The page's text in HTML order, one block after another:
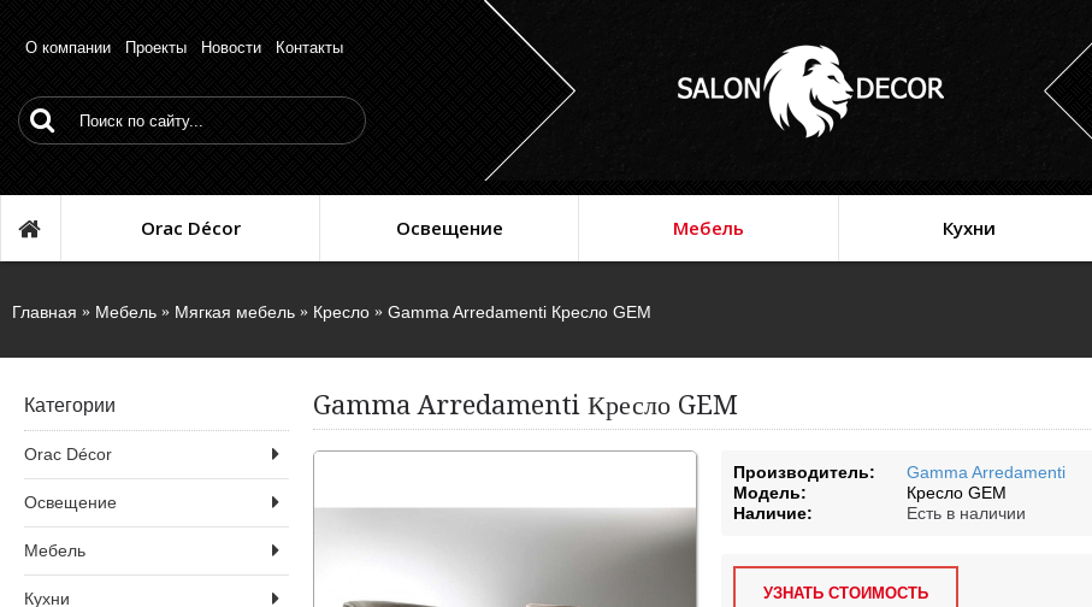
О компании Проекты Новости Контакты
Orac Décor Освещение Мебель Кухни
Главная Мебель Мягкая мебель Кресло Gamma Arredamenti Кресло GEM
Категории
Orac Décor
Освещение
Мебель
Кухни
Gamma Arredamenti Кресло GEM
Производитель:
Gamma Arredamenti
Модель:
Кресло GEM
Наличие:
Есть в наличии
УЗНАТЬ СТОИМОСТЬ